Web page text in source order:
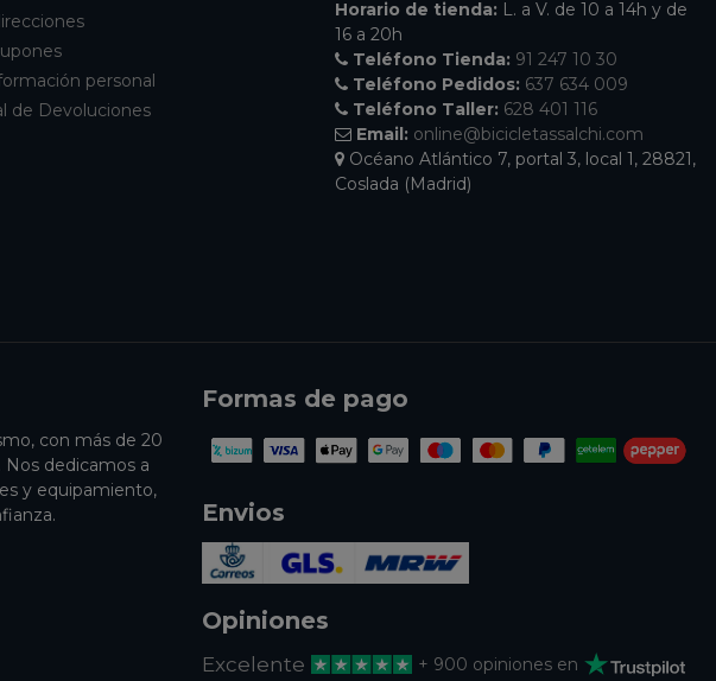
personal
de Devoluciones
Horario de tienda: L. a V. de 10 a 14h y de
16 a 20h
Teléfono Tienda: 91 247 10 30
Teléfono Pedidos: 637 634 009
Teléfono Taller: 628 401 116
Email: online@bicicletassalchi.com
Océano Atlántico 7, portal 3, local 1, 28821,
Coslada (Madrid)
con más de 20
Nos dedicamos a
y equipamiento,
Formas de pago
Envios
Opiniones
Excelente + 900 opiniones en